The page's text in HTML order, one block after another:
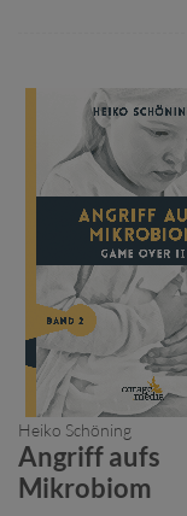
Heiko Schöning
Angriff aufs
Mikrobiom